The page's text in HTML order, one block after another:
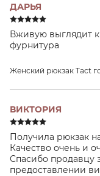
ДАРЬЯ
Вживую выглядит
фурнитура
Женский рюкзак Tact
ВИКТОРИЯ
Получила рюкзак
Качество очень и
Спасибо продавцу
предоставлении